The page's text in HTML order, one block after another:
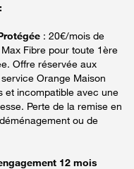
: 20€/mois de
Fibre pour toute 1ère
Offre réservée aux
Orange Maison
et incompatible avec une
Perte de la remise en
ou de
12 mois